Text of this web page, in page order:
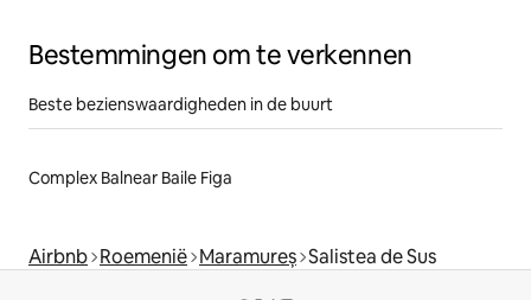
Bestemmingen om te verkennen
Beste bezienswaardigheden in de buurt
Complex Balnear Baile Figa
Airbnb Roemenië Maramureș Salistea de Sus